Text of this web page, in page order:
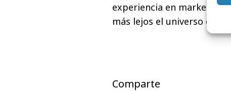
experiencia en marketing
más lejos el universo de la
Comparte